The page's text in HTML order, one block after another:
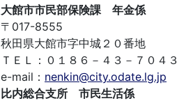
大館市市民部保険課 年金係
〒017-8555
秋田県大館市字中城２０番地
ＴＥＬ：０１８６－４３－７０４３
e-mail： nenkin@city.odate.lg.jp
比内総合支所 市民生活係